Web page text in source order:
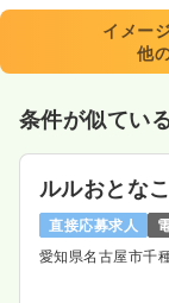
イメー
他
条件が似てい
ルルおとな
直接応募求人
愛知県名古屋市千